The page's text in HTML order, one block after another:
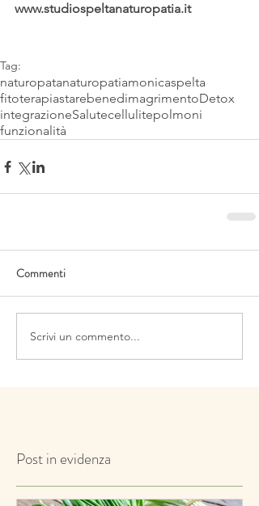
www.studiospeltanaturopatia.it
Tag:
naturopatanaturopatiamonicaspelta
fitoterapiastarebenedimagrimentoDetox
integrazioneSalutecellulitepolmoni
funzionalità
Commenti
Scrivi un commento...
Post in evidenza